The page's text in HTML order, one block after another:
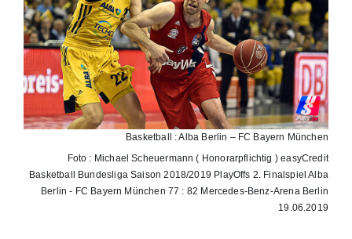
Basketball : Alba Berlin – FC Bayern München
Foto : Michael Scheuermann ( Honorarpflichtig ) easyCredit
Basketball Bundesliga Saison 2018/2019 PlayOffs 2. Finalspiel Alba
Berlin - FC Bayern München 77 : 82 Mercedes-Benz-Arena Berlin
19.06.2019